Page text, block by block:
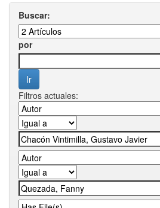
Buscar:
por
Filtros actuales: